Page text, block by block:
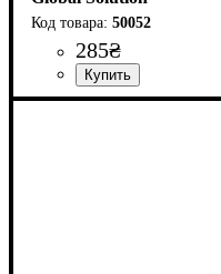
50052
285₴
Напряжение, V: 12-24V